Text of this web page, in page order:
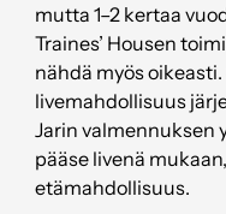
mutta 1–2 kertaa
Traines’ Housen
nähdä myös
livemahdollisuus
Jarin valmennuksen
pääse livenä
etämahdollisuus.